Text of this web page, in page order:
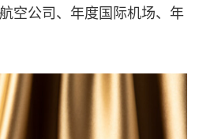
空公司、年度国际机场、年